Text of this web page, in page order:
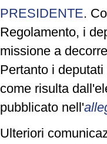
PRESIDENTE.
Regolamento, i
missione a
Pertanto i
come risulta
pubblicato nell'
Ulteriori